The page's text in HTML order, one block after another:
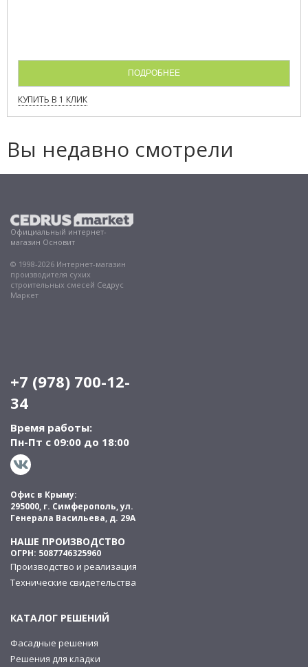
ПОДРОБНЕЕ
КУПИТЬ В 1 КЛИК
Вы недавно смотрели
Официальный интернет-
магазин Основит
© 1998-2026 Интернет-магазин
производителя сухих
строительных смесей Седрус
Маркет
+7 (978) 700-12-
34
Время работы:
Пн-Пт с 09:00 до 18:00
Офис в Крыму:
295000, г. Симферополь, ул.
Генерала Васильева, д. 29А
ОГРН: 5087746325960
НАШЕ ПРОИЗВОДСТВО
Производство и реализация
Технические свидетельства
КАТАЛОГ РЕШЕНИЙ
Фасадные решения
Решения для кладки